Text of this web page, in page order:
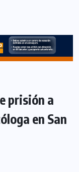
prisión a
en San